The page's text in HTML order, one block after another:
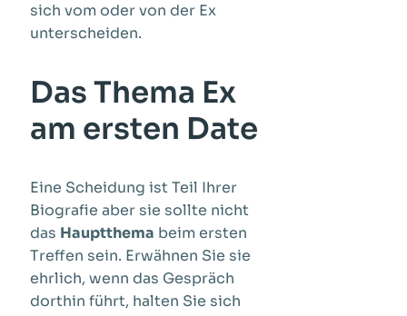
sich vom oder von der Ex
unterscheiden.
Das Thema Ex
am ersten Date
Eine Scheidung ist Teil Ihrer
Biografie aber sie sollte nicht
das Hauptthema beim ersten
Treffen sein. Erwähnen Sie sie
ehrlich, wenn das Gespräch
dorthin führt, halten Sie sich